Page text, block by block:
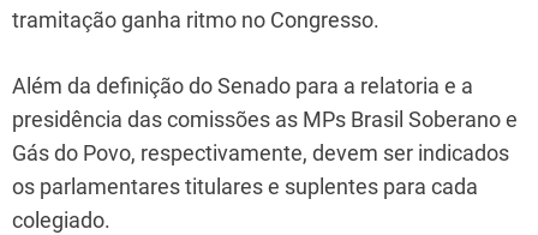
tramitação ganha ritmo no Congresso.
Além da definição do Senado para a relatoria e a
presidência das comissões as MPs Brasil Soberano e
Gás do Povo, respectivamente, devem ser indicados
os parlamentares titulares e suplentes para cada
colegiado.